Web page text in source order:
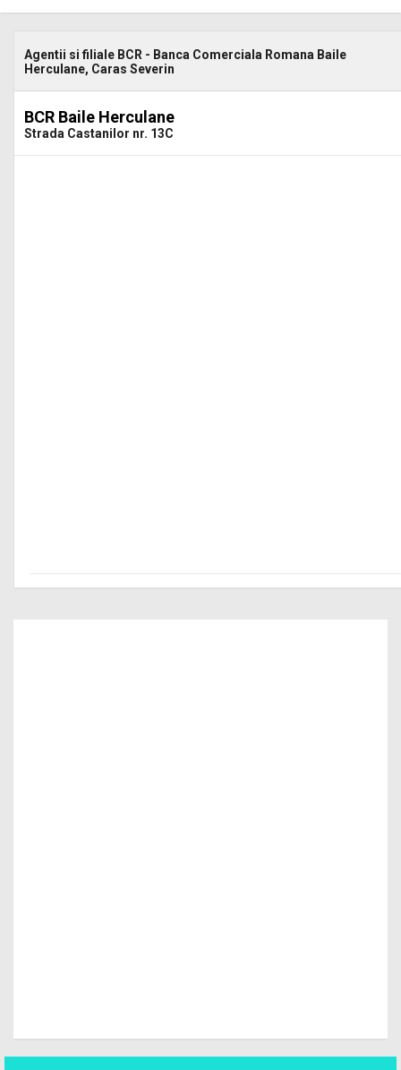
Agentii si filiale BCR - Banca Comerciala Romana Baile
Herculane, Caras Severin
BCR Baile Herculane
Strada Castanilor nr. 13C